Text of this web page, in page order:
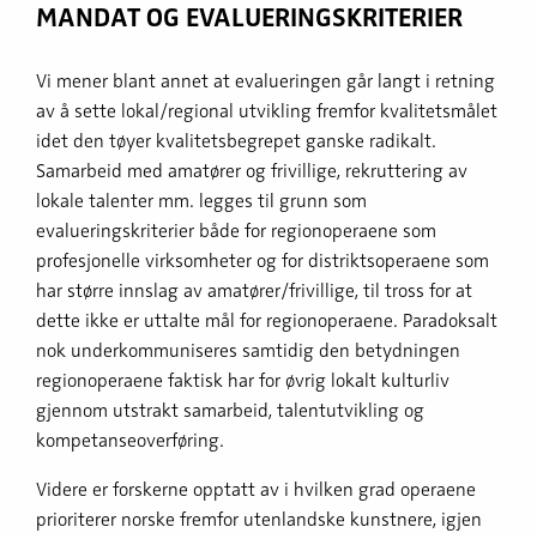
MANDAT OG EVALUERINGS­KRITERIER
Vi mener blant annet at evalueringen går langt i retning
av å sette lokal/regional utvikling fremfor kvalitetsmålet
idet den tøyer kvalitetsbegrepet ganske radikalt.
Samarbeid med amatører og frivillige, rekruttering av
lokale talenter mm. legges til grunn som
evalueringskriterier både for regionoperaene som
profesjonelle virksomheter og for distriktsoperaene som
har større innslag av amatører/frivillige, til tross for at
dette ikke er uttalte mål for regionoperaene. Paradoksalt
nok underkommuniseres samtidig den betydningen
regionoperaene faktisk har for øvrig lokalt kulturliv
gjennom utstrakt samarbeid, talentutvikling og
kompetanseoverføring.
Videre er forskerne opptatt av i hvilken grad operaene
prioriterer norske fremfor utenlandske kunstnere, igjen